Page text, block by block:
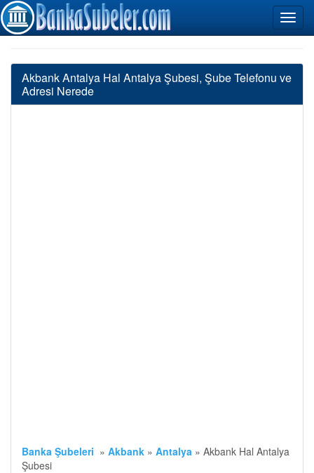
Akbank Antalya Hal Antalya Şubesi, Şube Telefonu ve
Adresi Nerede
Banka Şubeleri » Akbank » Antalya » Akbank Hal Antalya
Şubesi